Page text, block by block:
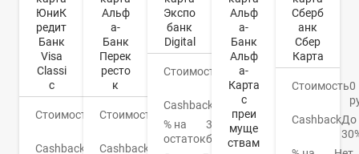
ЮниК
редит
Банк
Visa
Classi
c
Стоимость
Cashback
Альф
а-
Банк
Перек
ресто
к
Стоимость
руб.
Cashback
Экспо
банк
Digital
Стоимость
руб.
Cashback
Бонусы
% на
остаток
3%
бонусами
Альф
а-
Банк
Альф
а-
Карта
с
преи
муще
ствам
Сберб
анк
Сбер
Карта
Стоимость0
CashbackДо